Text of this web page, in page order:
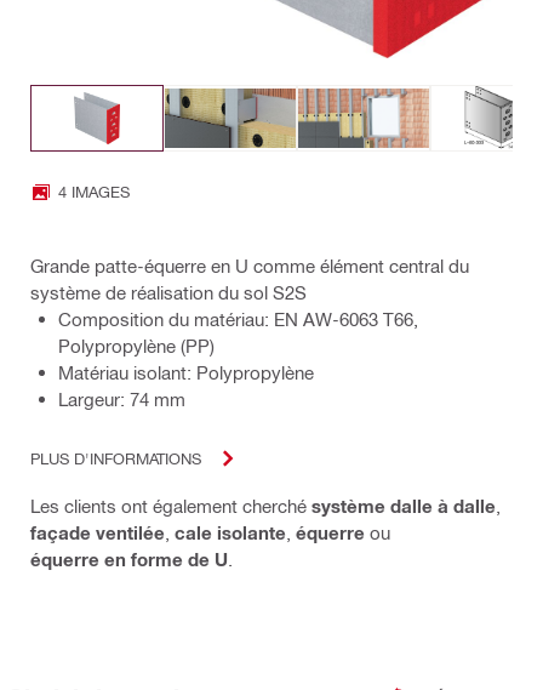
4 IMAGES
Grande patte-équerre en U comme élément central du
système de réalisation du sol S2S
Composition du matériau: EN AW-6063 T66,
Polypropylène (PP)
Matériau isolant: Polypropylène
Largeur: 74 mm
PLUS D'INFORMATIONS
Les clients ont également cherché système dalle à dalle
façade ventilée cale isolante équerre ou
équerre en forme de U